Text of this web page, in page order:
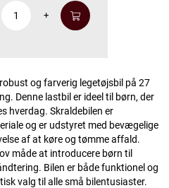
+
og farverig legetøjsbil på 27
Denne lastbil er ideel til børn, der
hverdag. Skraldebilen er
og er udstyret med bevægelige
af at køre og tømme affald.
måde at introducere børn til
Bilen er både funktionel og
valg til alle små bilentusiaster.